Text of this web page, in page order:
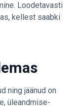
Loodetavasti
kellest saabki
ning jäänud on
üleandmise-